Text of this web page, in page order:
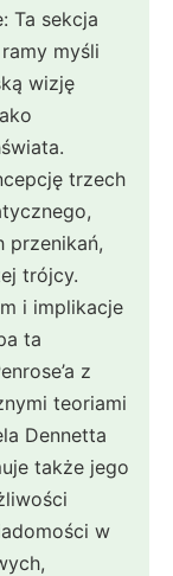
Ta sekcja
myśli
wizję
trzech
przenikań,
trójcy.
i implikacje
ta
z
teoriami
Dennetta
także jego
w